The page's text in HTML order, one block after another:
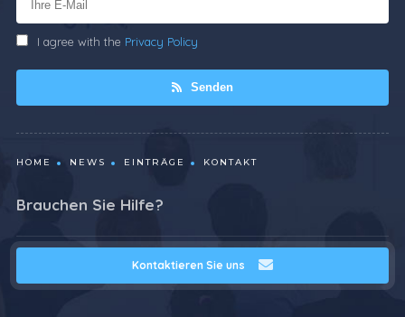
I agree with the Privacy Policy
Senden
HOME NEWS EINTRÄGE KONTAKT
Brauchen Sie Hilfe?
Kontaktieren Sie uns